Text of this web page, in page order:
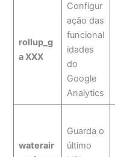
rollup_g
a XXX
Configur
ação das
funcional
idades
do
Google
Analytics
waterair
Guarda o
último